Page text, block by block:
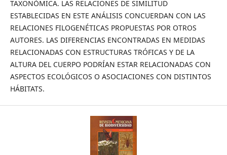
TAXONÓMICA. LAS RELACIONES DE SIMILITUD
ESTABLECIDAS EN ESTE ANÁLISIS CONCUERDAN CON LAS
RELACIONES FILOGENÉTICAS PROPUESTAS POR OTROS
AUTORES. LAS DIFERENCIAS ENCONTRADAS EN MEDIDAS
RELACIONADAS CON ESTRUCTURAS TRÓFICAS Y DE LA
ALTURA DEL CUERPO PODRÍAN ESTAR RELACIONADAS CON
ASPECTOS ECOLÓGICOS O ASOCIACIONES CON DISTINTOS
HÁBITATS.